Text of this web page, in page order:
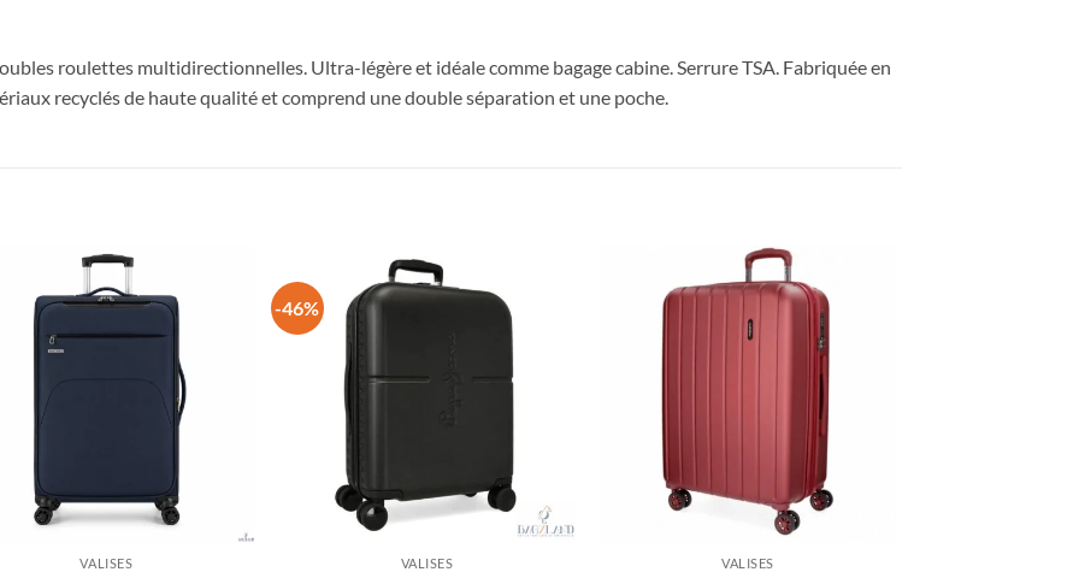
roulettes multidirectionnelles. Ultra-légère et idéale comme bagage cabine. Serrure TSA. Fabriquée en
recyclés de haute qualité et comprend une double séparation et une poche.
VALISES
-46%
VALISES VALISES